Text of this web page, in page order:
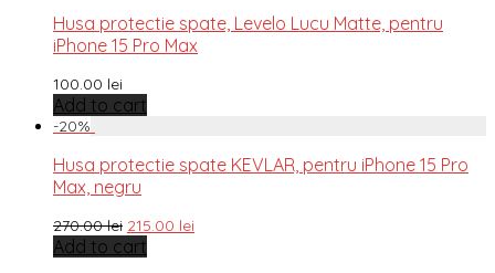
Husa protectie spate, Levelo Lucu Matte, pentru
iPhone 15 Pro Max
100.00 lei
Add to cart
-20%
Husa protectie spate KEVLAR, pentru iPhone 15 Pro
Max, negru
270.00lei 215.00 lei
Add to cart